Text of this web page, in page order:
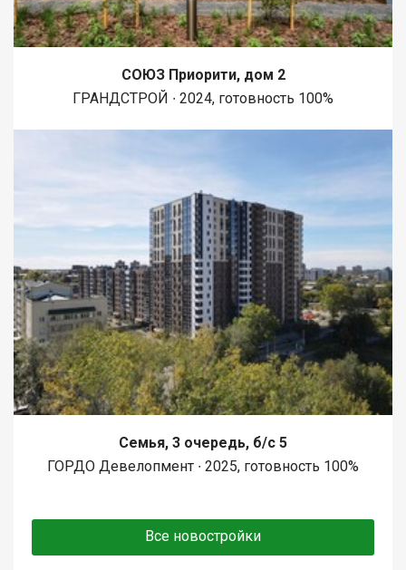
СОЮЗ Приорити, дом 2
ГРАНДСТРОЙ ∙ 2024, готовность 100%
Семья, 3 очередь, б/с 5
ГОРДО Девелопмент ∙ 2025, готовность 100%
Все новостройки